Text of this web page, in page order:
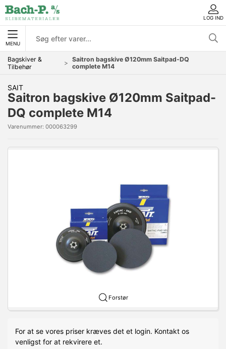
LOG IND
MENU
Bagskiver &
Tilbehør
Saitron bagskive Ø120mm Saitpad-DQ
complete M14
SAIT
Saitron bagskive Ø120mm Saitpad-
DQ complete M14
Varenummer: 000063299
Forstør
For at se vores priser kræves det et login. Kontakt os
venligst for at rekvirere et.